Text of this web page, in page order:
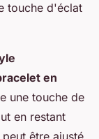
touche d'éclat
en
une touche de
en restant